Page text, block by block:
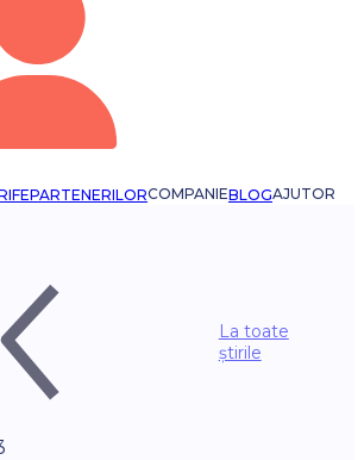
PARTENERILORCOMPANIEBLOGAJUTOR
La toate
știrile